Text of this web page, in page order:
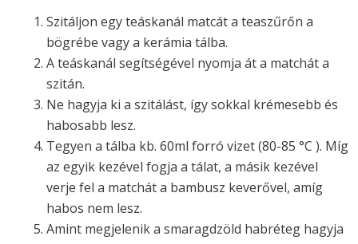
Szitáljon egy teáskanál matcát a teaszűrőn a
bögrébe vagy a kerámia tálba.
A teáskanál segítségével nyomja át a matchát a
szitán.
Ne hagyja ki a szitálást, így sokkal krémesebb és
habosabb lesz.
Tegyen a tálba kb. 60ml forró vizet (80-85 °C ). Míg
az egyik kezével fogja a tálat, a másik kezével
verje fel a matchát a bambusz keverővel, amíg
habos nem lesz.
Amint megjelenik a smaragdzöld habréteg hagyja